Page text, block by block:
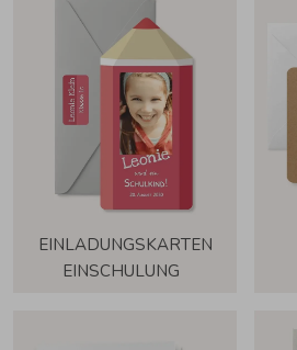
EINLADUNGSKARTEN
EINSCHULUNG